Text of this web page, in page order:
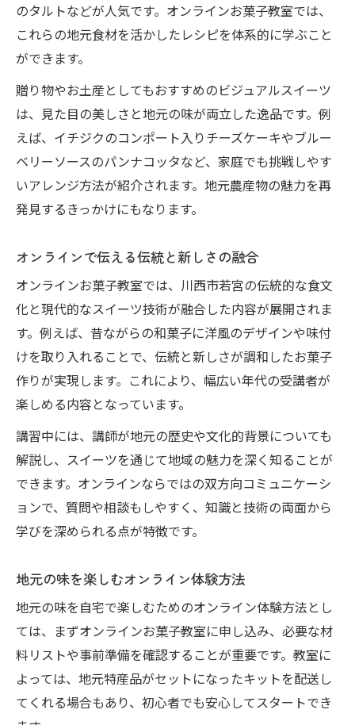
のタルトなどが人気です。オンラインお菓子教室では、
これらの地元食材を活かしたレシピを体系的に学ぶこと
ができます。
贈り物やお土産としてもおすすめのビジュアルスイーツ
は、見た目の美しさと地元の味が両立した逸品です。例
えば、イチジクのコンポート入りチーズケーキやブルー
ベリーソースのパンナコッタなど、家庭でも挑戦しやす
いアレンジ方法が紹介されます。地元農産物の魅力を再
発見するきっかけにもなります。
オンラインで伝える伝統と新しさの融合
オンラインお菓子教室では、川西市若宮の伝統的な食文
化と現代的なスイーツ技術が融合した内容が展開されま
す。例えば、昔ながらの和菓子に洋風のデザインや味付
けを取り入れることで、伝統と新しさが調和したお菓子
作りが実現します。これにより、幅広い年代の受講者が
楽しめる内容となっています。
講習中には、講師が地元の歴史や文化的背景についても
解説し、スイーツを通じて地域の魅力を深く知ることが
できます。オンラインならではの双方向コミュニケーシ
ョンで、質問や相談もしやすく、知識と技術の両面から
学びを深められる点が特徴です。
地元の味を楽しむオンライン体験方法
地元の味を自宅で楽しむためのオンライン体験方法とし
ては、まずオンラインお菓子教室に申し込み、必要な材
料リストや事前準備を確認することが重要です。教室に
よっては、地元特産品がセットになったキットを配送し
てくれる場合もあり、初心者でも安心してスタートでき